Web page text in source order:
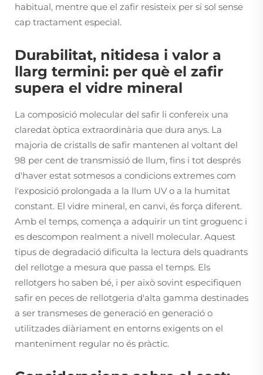
habitual, mentre que el zafir resisteix per si sol sense
cap tractament especial.
Durabilitat, nitidesa i valor a
llarg termini: per què el zafir
supera el vidre mineral
La composició molecular del safir li confereix una
claredat òptica extraordinària que dura anys. La
majoria de cristalls de safir mantenen al voltant del
98 per cent de transmissió de llum, fins i tot després
d'haver estat sotmesos a condicions extremes com
l'exposició prolongada a la llum UV o a la humitat
constant. El vidre mineral, en canvi, és força diferent.
Amb el temps, comença a adquirir un tint groguenc i
es descompon realment a nivell molecular. Aquest
tipus de degradació dificulta la lectura dels quadrants
del rellotge a mesura que passa el temps. Els
rellotgers ho saben bé, i per això sovint especifiquen
safir en peces de rellotgeria d'alta gamma destinades
a ser transmeses de generació en generació o
utilitzades diàriament en entorns exigents on el
manteniment regular no és pràctic.